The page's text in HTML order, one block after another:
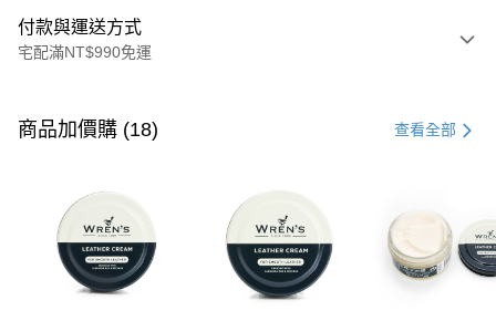
付款與運送方式
宅配滿NT$990免運
信用卡一次付款
Apple Pay
悠遊付
Google Pay
商品加價購 (18) 查看全部